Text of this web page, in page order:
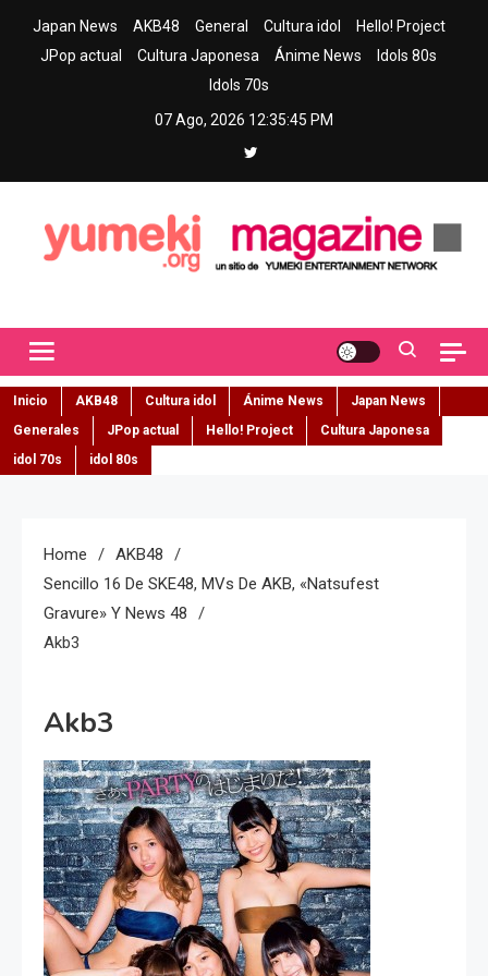
Japan News AKB48 General Cultura idol
Hello! Project
JPop actual
Cultura Japonesa Ánime News
Idols 80s
Idols 70s
07 Ago, 2026 12:35:46 PM
Inicio AKB48 Cultura idol Ánime News
Japan News
Generales
JPop actual Hello! Project
Cultura Japonesa
idol 70s
idol 80s
Home
AKB48
Sencillo 16 De SKE48, MVs De AKB, «Natsufest
Gravure» Y News 48
Akb3
Akb3